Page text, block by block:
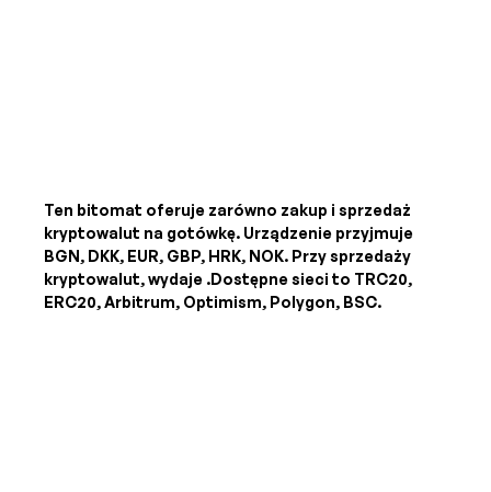
Ten bitomat oferuje zarówno zakup i sprzedaż
kryptowalut na gotówkę. Urządzenie przyjmuje
BGN, DKK, EUR, GBP, HRK, NOK. Przy sprzedaży
kryptowalut, wydaje .Dostępne sieci to TRC20,
ERC20, Arbitrum, Optimism, Polygon, BSC.